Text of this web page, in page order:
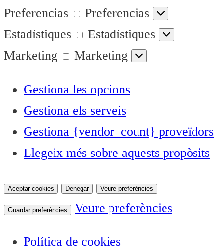
Preferencias
Preferencias
Estadístiques
Estadístiques
Marketing
Marketing
Gestiona les opcions
Gestiona els serveis
Gestiona {vendor_count} proveïdors
Llegeix més sobre aquests propòsits
Aceptar cookies Denegar Veure preferències
Guardar preferències Veure preferències
Política de cookies